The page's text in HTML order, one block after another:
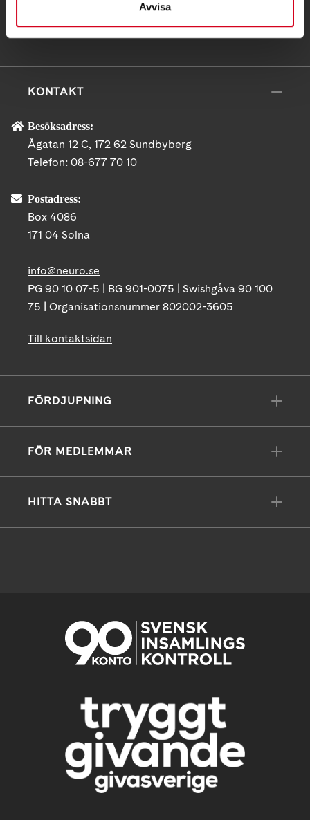
Avvisa
KONTAKT
Besöksadress:
Ågatan 12 C, 172 62 Sundbyberg
Telefon: 08-677 70 10
Postadress:
Box 4086
171 04 Solna
info@neuro.se
PG 90 10 07-5 | BG 901-0075 | Swishgåva 90 100
75 | Organisationsnummer 802002-3605
Till kontaktsidan
FÖRDJUPNING
FÖR MEDLEMMAR
HITTA SNABBT